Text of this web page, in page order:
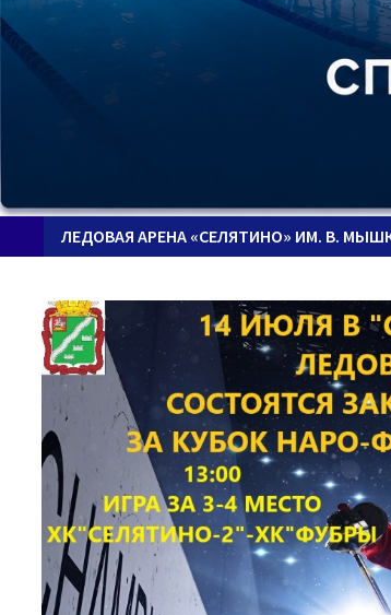
ЛЕДОВАЯ АРЕНА «СЕЛЯТИНО» ИМ. В.